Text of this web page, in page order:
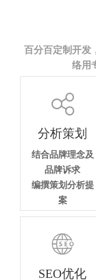
百分百定制开发
络用

分析策划
结合品牌理念及
品牌诉求
编撰策划分析提
案

SEO优化